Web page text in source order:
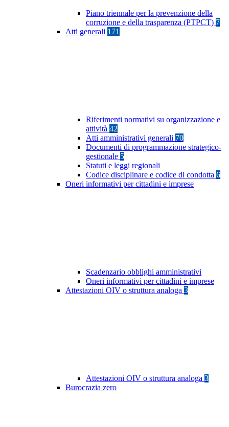
Piano triennale per la prevenzione della
corruzione e della trasparenza (PTPCT) 7
Atti generali 171
Riferimenti normativi su organizzazione e
attività 42
Atti amministrativi generali 70
Documenti di programmazione strategico-
gestionale 5
Statuti e leggi regionali
Codice disciplinare e codice di condotta 6
Oneri informativi per cittadini e imprese
Scadenzario obblighi amministrativi
Oneri informativi per cittadini e imprese
Attestazioni OIV o struttura analoga 3
Attestazioni OIV o struttura analoga 3
Burocrazia zero